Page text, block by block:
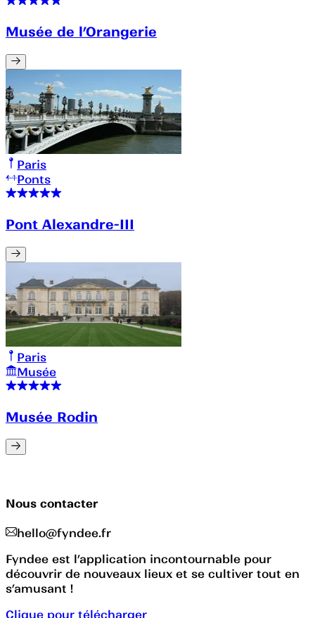
Musée de l’Orangerie
Paris
Ponts
Pont Alexandre-III
Paris
Musée
Musée Rodin
Nous contacter
hello@fyndee.fr
Fyndee est l’application incontournable pour
découvrir de nouveaux lieux et se cultiver tout en
s’amusant !
Clique pour télécharger